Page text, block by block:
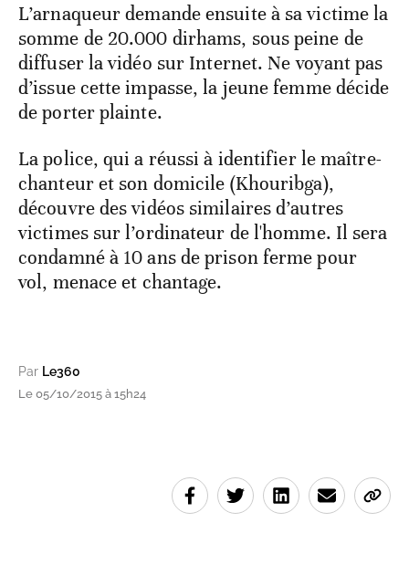
L’arnaqueur demande ensuite à sa victime la
somme de 20.000 dirhams, sous peine de
diffuser la vidéo sur Internet. Ne voyant pas
d’issue cette impasse, la jeune femme décide
de porter plainte.
La police, qui a réussi à identifier le maître-
chanteur et son domicile (Khouribga),
découvre des vidéos similaires d’autres
victimes sur l’ordinateur de l'homme. Il sera
condamné à 10 ans de prison ferme pour
vol, menace et chantage.
Par Le360
Le 05/10/2015 à 15h24